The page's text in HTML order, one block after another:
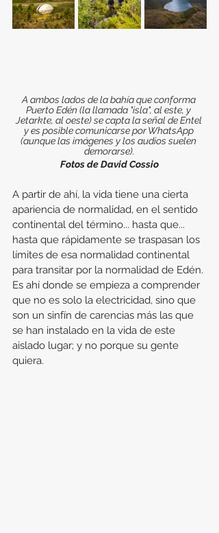
A ambos lados de la bahía que conforma
Puerto Edén (la llamada "isla", al este, y
Jetarkte, al oeste) se capta la señal de Entel
y es posible comunicarse por WhatsApp
(aunque las imágenes y los audios suelen
demorarse).
Fotos de David Cossio
A partir de ahí, la vida tiene una cierta
apariencia de normalidad, en el sentido
continental del término... hasta que...
hasta que rápidamente se traspasan los
límites de esa normalidad continental
para transitar por la normalidad de Edén.
Es ahí donde se empieza a comprender
que no es solo la electricidad, sino que
son un sinfín de carencias más las que
se han instalado en la vida de este
aislado lugar; y no porque su gente
quiera.